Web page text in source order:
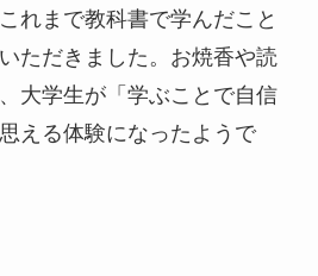
れまで教科書で学んだこと
ただきました。お焼香や読
大学生が「学ぶことで自信
える体験になったようで